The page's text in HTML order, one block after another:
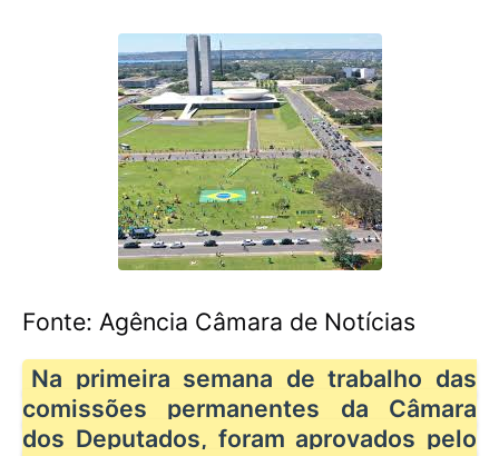
Fonte: Agência Câmara de Notícias
Na primeira semana de trabalho das
comissões permanentes da Câmara
dos Deputados, foram aprovados pelo